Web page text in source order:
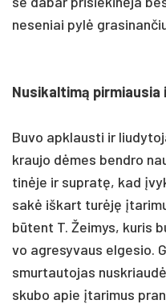
ne­se­niai pylė
Nu­si­kal­timą pir­miau­sia
Bu­vo ap­klaus­ti ir
krau­jo dėmes bend­ro
tinė­je ir su­pratę, kad
sakė iš­kart turėję
būtent T. Žei­mys, ku­ris
vo ag­re­sy­vaus el­ge­sio.
smur­tau­to­jas
sku­bo apie įta­ri­mus